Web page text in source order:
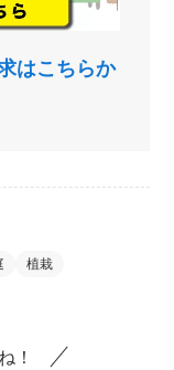
はこちらか
植栽
！